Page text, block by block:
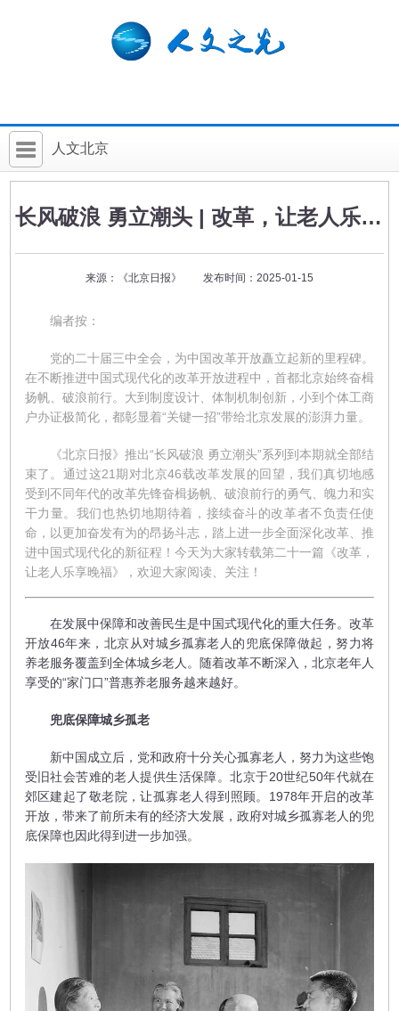
人文北京
社科要闻
社科讲堂
科普活动
长风破浪 勇立潮头 | 改革，让老人乐享晚福
来源：《北京日报》 发布时间：2025-01-15
编者按：
党的二十届三中全会，为中国改革开放矗立起新的里程碑。
在不断推进中国式现代化的改革开放进程中，首都北京始终奋楫
扬帆、破浪前行。大到制度设计、体制机制创新，小到个体工商
户办证极简化，都彰显着“关键一招”带给北京发展的澎湃力量。
《北京日报》推出“长风破浪 勇立潮头”系列到本期就全部结
束了。通过这21期对北京46载改革发展的回望，我们真切地感
受到不同年代的改革先锋奋楫扬帆、破浪前行的勇气、魄力和实
干力量。我们也热切地期待着，接续奋斗的改革者不负责任使
命，以更加奋发有为的昂扬斗志，踏上进一步全面深化改革、推
进中国式现代化的新征程！今天为大家转载第二十一篇《改革，
让老人乐享晚福》，欢迎大家阅读、关注！
在发展中保障和改善民生是中国式现代化的重大任务。改革
开放46年来，北京从对城乡孤寡老人的兜底保障做起，努力将
养老服务覆盖到全体城乡老人。随着改革不断深入，北京老年人
享受的“家门口”普惠养老服务越来越好。
兜底保障城乡孤老
新中国成立后，党和政府十分关心孤寡老人，努力为这些饱
受旧社会苦难的老人提供生活保障。北京于20世纪50年代就在
郊区建起了敬老院，让孤寡老人得到照顾。1978年开启的改革
开放，带来了前所未有的经济大发展，政府对城乡孤寡老人的兜
底保障也因此得到进一步加强。